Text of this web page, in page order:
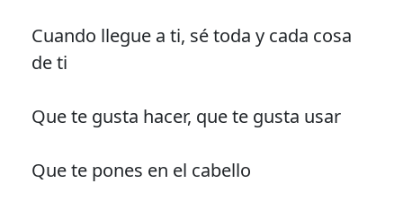
Cuando llegue a ti, sé toda y cada cosa
de ti
Que te gusta hacer, que te gusta usar
Que te pones en el cabello